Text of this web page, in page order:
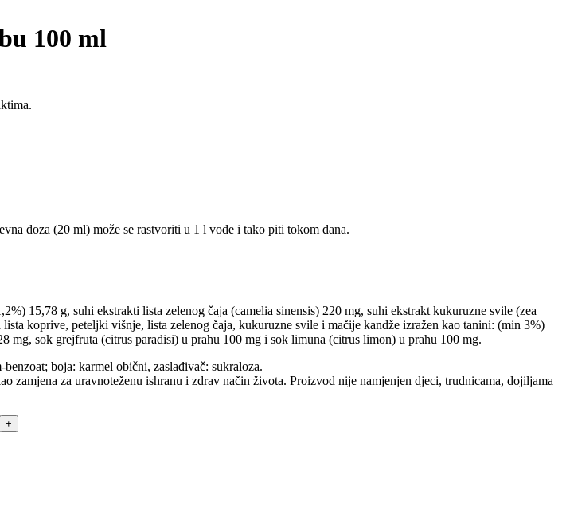
100 ml
doza (20 ml) može se rastvoriti u 1 l vode i tako piti tokom dana.
15,78 g, suhi ekstrakti lista zelenog čaja (camelia sinensis) 220 mg, suhi ekstrakt kukuruzne svile (zea
koprive, peteljki višnje, lista zelenog čaja, kukuruzne svile i mačije kandže izražen kao tanini: (min 3%)
mg, sok grejfruta (citrus paradisi) u prahu 100 mg i sok limuna (citrus limon) u prahu 100 mg.
boja: karmel obični, zaslađivač: sukraloza.
zamjena za uravnoteženu ishranu i zdrav način života. Proizvod nije namjenjen djeci, trudnicama, dojiljama